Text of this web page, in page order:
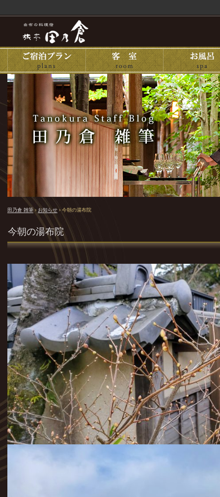
田乃倉 雑筆 › お知らせ › 今朝の湯布院
今朝の湯布院